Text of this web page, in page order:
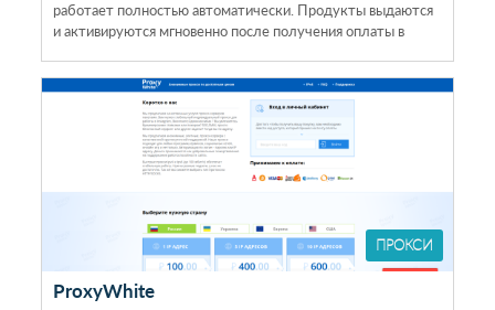
работает полностью автоматически. Продукты выдаются
и активируются мгновенно после получения оплаты в
ПРОКСИ
ProxyWhite